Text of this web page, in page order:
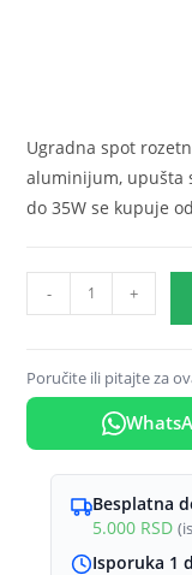
Ugradna spot
aluminijum, upušta
do 35W se kupuje
ugradna
okrugla
crno-
količina
- +
Poručite ili pitajte za
Besplatna
5.000 RSD
Isporuka 1